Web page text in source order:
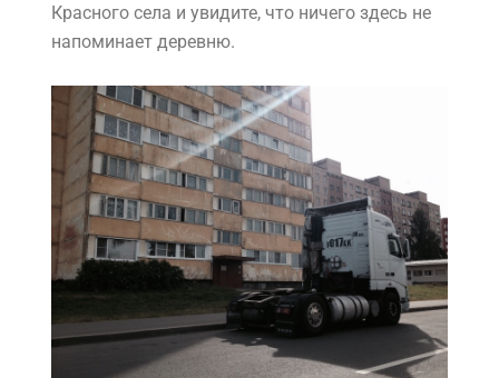
Красного села и увидите, что ничего здесь не
напоминает деревню.